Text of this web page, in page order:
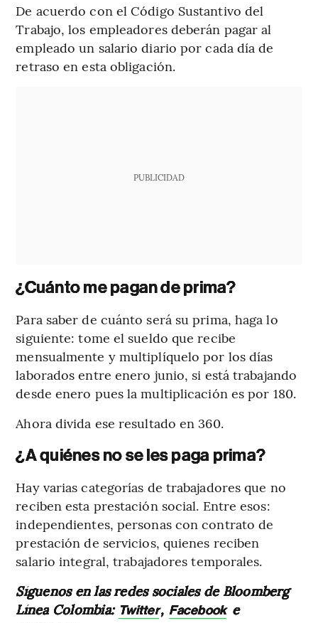
De acuerdo con el Código Sustantivo del
Trabajo, los empleadores deberán pagar al
empleado un salario diario por cada día de
retraso en esta obligación.
PUBLICIDAD
¿Cuánto me pagan de prima?
Para saber de cuánto será su prima, haga lo
siguiente: tome el sueldo que recibe
mensualmente y multiplíquelo por los días
laborados entre enero junio, si está trabajando
desde enero pues la multiplicación es por 180.
Ahora divida ese resultado en 360.
¿A quiénes no se les paga prima?
Hay varias categorías de trabajadores que no
reciben esta prestación social. Entre esos:
independientes, personas con contrato de
prestación de servicios, quienes reciben
salario integral, trabajadores temporales.
Síguenos en las redes sociales de Bloomberg
Línea Colombia: Twitter, Facebook e